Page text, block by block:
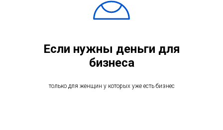
Если нужны деньги для
бизнеса
только для женщин у которых уже есть бизнес